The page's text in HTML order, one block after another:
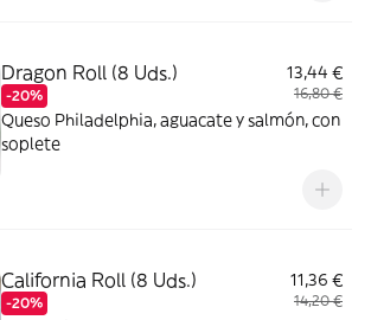
Dragon Roll (8 Uds.)
-20%
13,44 €
16,80 €
Queso Philadelphia, aguacate y salmón, con
soplete
California Roll (8 Uds.)
-20%
11,36 €
14,20 €